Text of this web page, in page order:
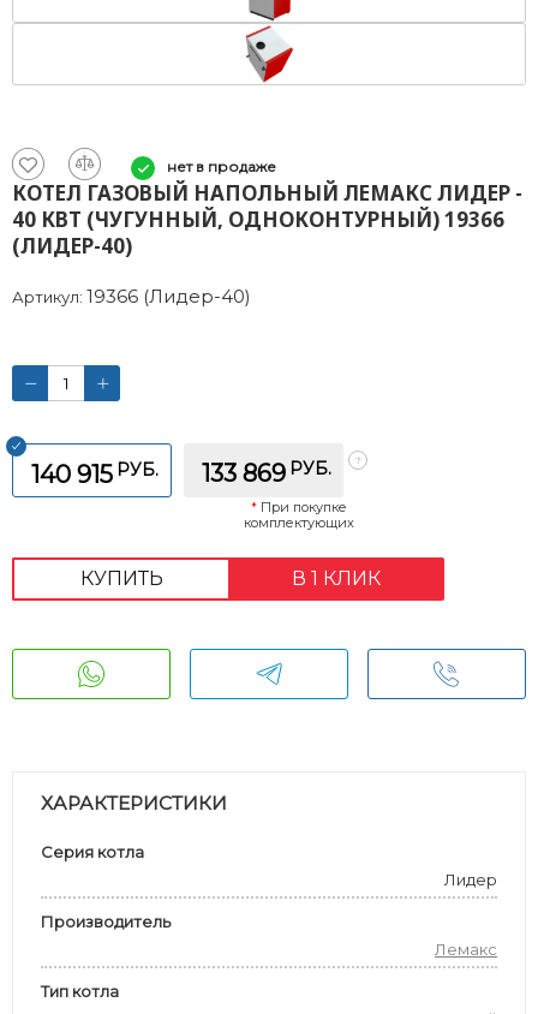
нет в продаже
КОТЕЛ ГАЗОВЫЙ НАПОЛЬНЫЙ ЛЕМАКС ЛИДЕР -
40 КВТ (ЧУГУННЫЙ, ОДНОКОНТУРНЫЙ) 19366
(ЛИДЕР-40)
Артикул: 19366 (Лидер-40)
140 915 РУБ. 133 869 РУБ.
*При покупке
комплектующих
КУПИТЬ В 1 КЛИК
ХАРАКТЕРИСТИКИ
Серия котла
Лидер
Производитель
Лемакс
Тип котла